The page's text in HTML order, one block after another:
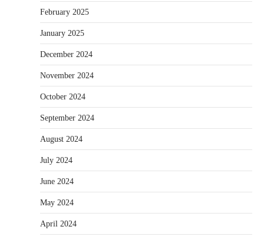
February 2025
January 2025
December 2024
November 2024
October 2024
September 2024
August 2024
July 2024
June 2024
May 2024
April 2024